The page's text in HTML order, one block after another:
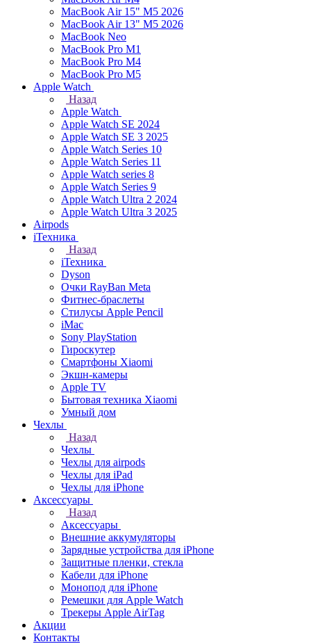
MacBook Air 15" М5 2026
MacBook Air 13" М5 2026
MacBook Neo
MacBook Pro M1
MacBook Pro M4
MacBook Pro M5
Apple Watch
Назад
Apple Watch
Apple Watch SE 2024
Apple Watch SE 3 2025
Apple Watch Series 10
Apple Watch Series 11
Apple Watch series 8
Apple Watch Series 9
Apple Watch Ultra 2 2024
Apple Watch Ultra 3 2025
Airpods
iТехника
Назад
iТехника
Dyson
Очки RayBan Meta
Фитнес-браслеты
Стилусы Apple Pencil
iMac
Sony PlayStation
Гироскутер
Смартфоны Xiaomi
Экшн-камеры
Apple TV
Бытовая техника Xiaomi
Умный дом
Чехлы
Назад
Чехлы
Чехлы для airpods
Чехлы для iPad
Чехлы для iPhone
Аксессуары
Назад
Аксессуары
Внешние аккумуляторы
Зарядные устройства для iPhone
Защитные пленки, стекла
Кабели для iPhone
Монопод для iPhone
Ремешки для Apple Watch
Трекеры Apple AirTag
Акции
Контакты